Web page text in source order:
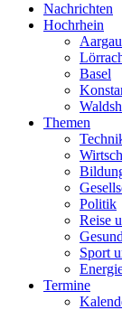
Nachrichten
Hochrhein
Basel
Themen
Politik
Reise
Sport
Termine